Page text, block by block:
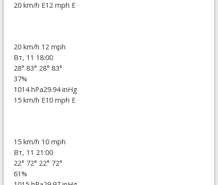
20 km/h E12 mph E
20 km/h 12 mph
Вт, 11 18:00
28° 83° 28° 83°
37%
1014 hPa29.94 inHg
15 km/h E10 mph E
15 km/h 10 mph
Вт, 11 21:00
22° 72° 22° 72°
61%